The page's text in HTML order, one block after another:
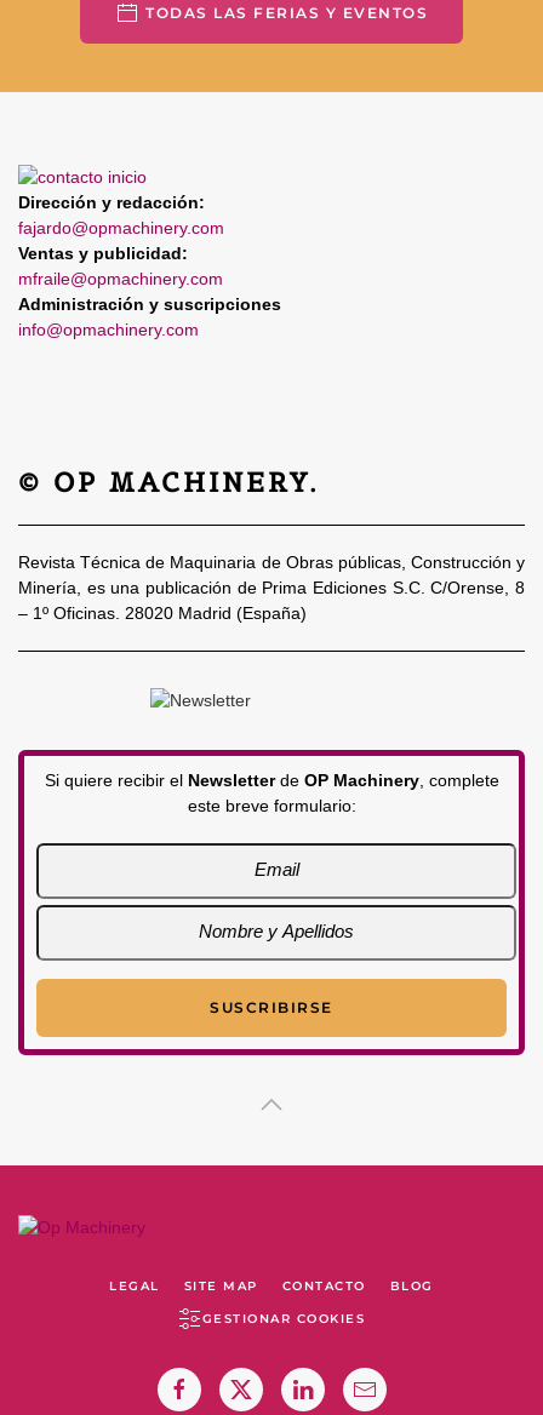
TODAS LAS FERIAS Y EVENTOS
Dirección y redacción:
fajardo@opmachinery.com
Ventas y publicidad:
mfraile@opmachinery.com
Administración y suscripciones
info@opmachinery.com
© OP MACHINERY.
Revista Técnica de Maquinaria de Obras públicas, Construcción y
Minería, es una publicación de Prima Ediciones S.C. C/Orense, 8
– 1º Oficinas. 28020 Madrid (España)
Si quiere recibir el Newsletterde OP Machinery, complete
este breve formulario:
LEGAL SITE MAP CONTACTO BLOG
GESTIONAR COOKIES